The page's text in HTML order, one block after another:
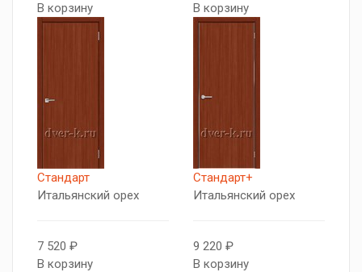
В корзину
В корзину
Стандарт
Итальянский орех
7 520 ₽
В корзину
Стандарт+
Итальянский орех
9 220 ₽
В корзину